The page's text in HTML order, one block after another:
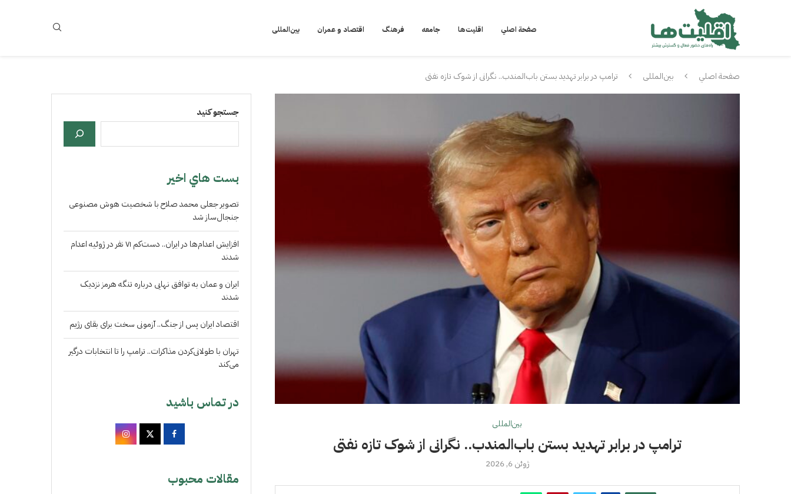
صفحة اصلي اقلیت‌ها جامعه فرهنگ اقتصاد و عمران بین‌المللی
صفحة اصلي بین‌المللی ترامپ در برابر تهدید بستن باب‌المندب.. نگرانی از شوک تازه نفتی
بین‌المللی
ترامپ در برابر تهدید بستن باب‌المندب.. نگرانی از شوک تازه نفتی
ژوئن 6, 2026
جستجو کنید
بست هاي اخير
تصویر جعلی محمد صلاح با شخصیت هوش مصنوعی
جنجال‌ساز شد
افزایش اعدام‌ها در ایران.. دست‌کم ۷۱ نفر در ژوئیه اعدام
شدند
ایران و عمان به توافق نهایی درباره تنگه هرمز نزدیک
شدند
اقتصاد ایران پس از جنگ.. آزمونی سخت برای بقای رژیم
تهران با طولانی‌کردن مذاکرات.. ترامپ را تا انتخابات درگیر
می‌کند
در تماس باشید
مقالات محبوب